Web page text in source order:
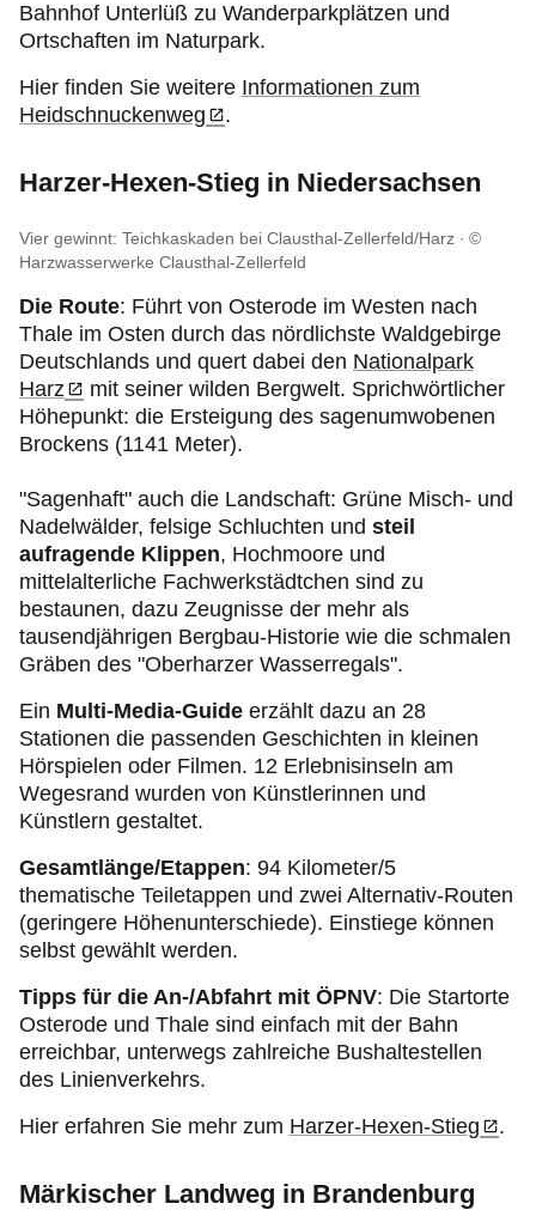
Bahnhof Unterlüß zu Wanderparkplätzen und
Ortschaften im Naturpark.
Hier finden Sie weitere Informationen zum
Heidschnuckenweg
.
Harzer-Hexen-Stieg in Niedersachsen
Vier gewinnt: Teichkaskaden bei Clausthal-Zellerfeld/Harz
©
Harzwasserwerke Clausthal-Zellerfeld
Die Route: Führt von Osterode im Westen nach
Thale im Osten durch das nördlichste Waldgebirge
Deutschlands und quert dabei den Nationalpark
Harz
mit seiner wilden Bergwelt. Sprichwörtlicher
Höhepunkt: die Ersteigung des sagenumwobenen
Brockens (1141 Meter).
"Sagenhaft" auch die Landschaft: Grüne Misch- und
Nadelwälder, felsige Schluchten und steil
aufragende Klippen, Hochmoore und
mittelalterliche Fachwerkstädtchen sind zu
bestaunen, dazu Zeugnisse der mehr als
tausendjährigen Bergbau-Historie wie die schmalen
Gräben des "Oberharzer Wasserregals".
Ein Multi-Media-Guide erzählt dazu an 28
Stationen die passenden Geschichten in kleinen
Hörspielen oder Filmen. 12 Erlebnisinseln am
Wegesrand wurden von Künstlerinnen und
Künstlern gestaltet.
Gesamtlänge/Etappen: 94 Kilometer/5
thematische Teiletappen und zwei Alternativ-Routen
(geringere Höhenunterschiede). Einstiege können
selbst gewählt werden.
Tipps für die An-/Abfahrt mit ÖPNV: Die Startorte
Osterode und Thale sind einfach mit der Bahn
erreichbar, unterwegs zahlreiche Bushaltestellen
des Linienverkehrs.
Hier erfahren Sie mehr zum Harzer-Hexen-Stieg .
Märkischer Landweg in Brandenburg